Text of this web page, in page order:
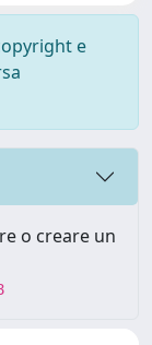
e
o creare un